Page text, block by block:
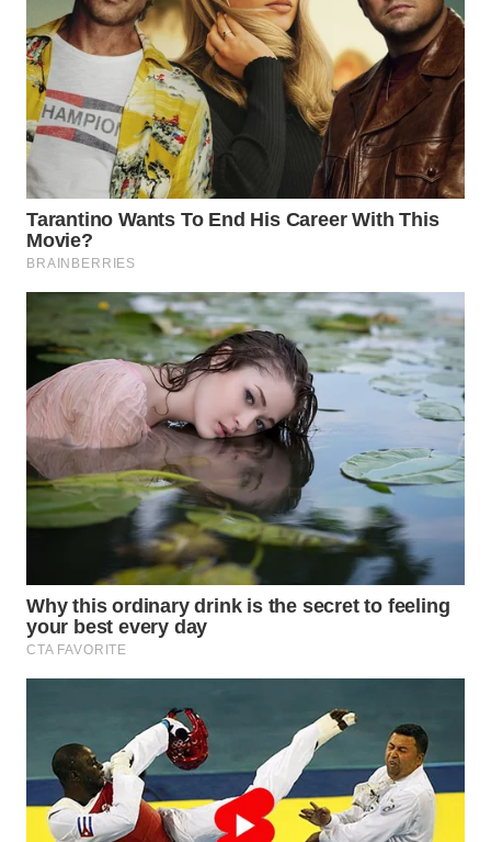
Media
Group
WAHANA
NEWS
TANI
WAHANA
WAHANA
INFRASTRUKTUR
WAHANA
KONSUMEN
WAHANA
LISTRIK
WAHANA
TRAVEL
WAHANANEWS
ID
WAHANANEWS